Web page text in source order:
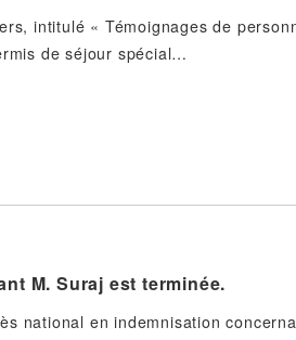
intitulé « Témoignages de
de séjour spécial…
M. Suraj est terminée.
national en indemnisation